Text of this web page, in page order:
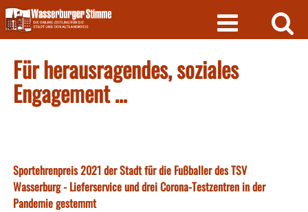
Skip
to
content
Für herausragendes, soziales
Engagement …
Sportehrenpreis 2021 der Stadt für die Fußballer des TSV
Wasserburg - Lieferservice und drei Corona-Testzentren in der
Pandemie gestemmt